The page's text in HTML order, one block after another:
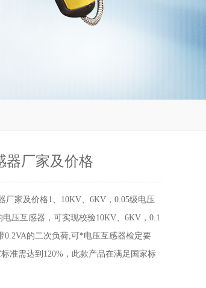
器厂家及价格
厂家及价格1、10KV、6KV，0.05级电压
压互感器，可实现校验10KV、6KV，0.1
0.2VA的二次负荷,可*电压互感器检定要
准需达到120%，此款产品在满足国家标
障为“0"，目前市场生产的产品出现故障